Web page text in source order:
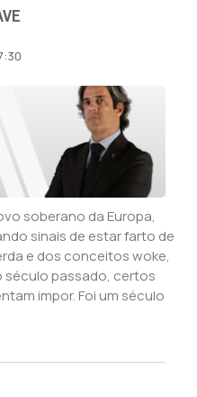
soberano da Europa,
sinais de estar farto de
e dos conceitos woke,
século passado, certos
impor. Foi um século